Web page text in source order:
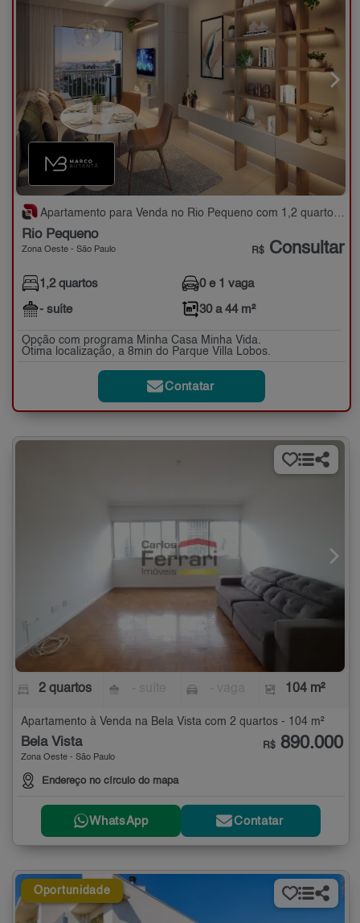
Apartamento para Venda no Rio Pequeno com 1,2 quartos - 30 a 44 m²
Rio Pequeno
Zona Oeste - São Paulo R$ Consultar
1,2 quartos
- suíte
0 e 1 vaga
30 a 44 m²
Opção com programa Minha Casa Minha Vida.
Ótima localização, a 8min do Parque Villa Lobos.
Contatar
2 quartos 104 m²
Apartamento à Venda na Bela Vista com 2 quartos - 104 m²
Bela Vista
Zona Oeste - São Paulo
Endereço no círculo do mapa
R$ 890.000
WhatsApp Contatar
Oportunidade